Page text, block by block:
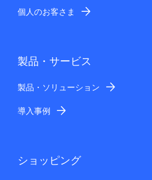
個人のお客さま
製品・サービス
製品・ソリューション
導入事例
ショッピング